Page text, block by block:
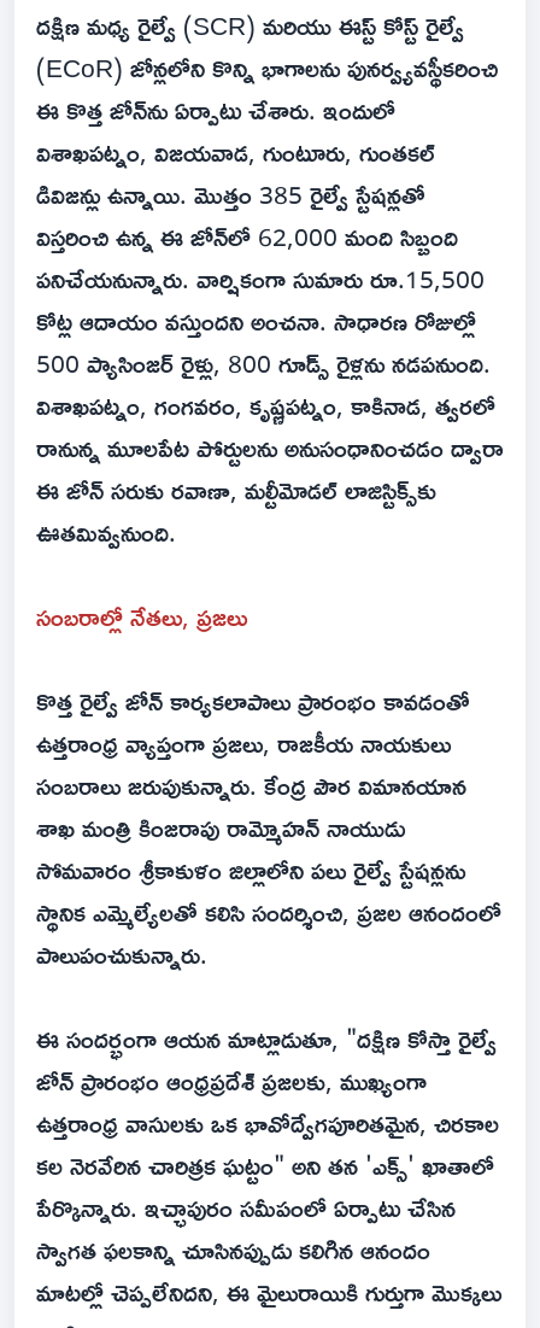
దక్షిణ మధ్య రైల్వే (SCR) మరియు ఈస్ట్ కోస్ట్ రైల్వే
(ECoR) జోన్లలోని కొన్ని భాగాలను పునర్వ్యవస్థీకరించి
ఈ కొత్త జోన్‌ను ఏర్పాటు చేశారు. ఇందులో
విశాఖపట్నం, విజయవాడ, గుంటూరు, గుంతకల్
డివిజన్లు ఉన్నాయి. మొత్తం 385 రైల్వే స్టేషన్లతో
విస్తరించి ఉన్న ఈ జోన్‌లో 62,000 మంది సిబ్బంది
పనిచేయనున్నారు. వార్షికంగా సుమారు రూ.15,500
కోట్ల ఆదాయం వస్తుందని అంచనా. సాధారణ రోజుల్లో
500 ప్యాసింజర్ రైళ్లు, 800 గూడ్స్ రైళ్లను నడపనుంది.
విశాఖపట్నం, గంగవరం, కృష్ణపట్నం, కాకినాడ, త్వరలో
రానున్న మూలపేట పోర్టులను అనుసంధానించడం ద్వారా
ఈ జోన్ సరుకు రవాణా, మల్టీమోడల్ లాజిస్టిక్స్‌కు
ఊతమివ్వనుంది.
సంబరాల్లో నేతలు, ప్రజలు
కొత్త రైల్వే జోన్ కార్యకలాపాలు ప్రారంభం కావడంతో
ఉత్తరాంధ్ర వ్యాప్తంగా ప్రజలు, రాజకీయ నాయకులు
సంబరాలు జరుపుకున్నారు. కేంద్ర పౌర విమానయాన
శాఖ మంత్రి కింజరాపు రామ్మోహన్ నాయుడు
సోమవారం శ్రీకాకుళం జిల్లాలోని పలు రైల్వే స్టేషన్లను
స్థానిక ఎమ్మెల్యేలతో కలిసి సందర్శించి, ప్రజల ఆనందంలో
పాలుపంచుకున్నారు.
ఈ సందర్భంగా ఆయన మాట్లాడుతూ, "దక్షిణ కోస్తా రైల్వే
జోన్ ప్రారంభం ఆంధ్రప్రదేశ్ ప్రజలకు, ముఖ్యంగా
ఉత్తరాంధ్ర వాసులకు ఒక భావోద్వేగపూరితమైన, చిరకాల
కల నెరవేరిన చారిత్రక ఘట్టం" అని తన 'ఎక్స్' ఖాతాలో
పేర్కొన్నారు. ఇచ్ఛాపురం సమీపంలో ఏర్పాటు చేసిన
స్వాగత ఫలకాన్ని చూసినప్పుడు కలిగిన ఆనందం
మాటల్లో చెప్పలేనిదని, ఈ మైలురాయికి గుర్తుగా మొక్కలు